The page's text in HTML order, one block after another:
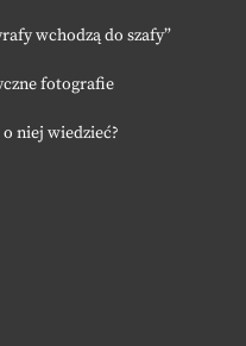
wchodzą do szafy”
fotografie
niej wiedzieć?